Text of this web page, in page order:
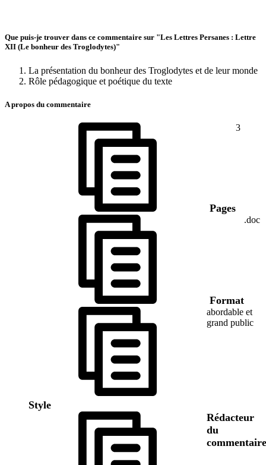
Que puis-je trouver dans ce commentaire sur "Les Lettres Persanes : Lettre
XII (Le bonheur des Troglodytes)"
La présentation du bonheur des Troglodytes et de leur monde
Rôle pédagogique et poétique du texte
A propos du commentaire
Pages
3
Format
.doc
Style
abordable et
grand public
Rédacteur
du
commentaire